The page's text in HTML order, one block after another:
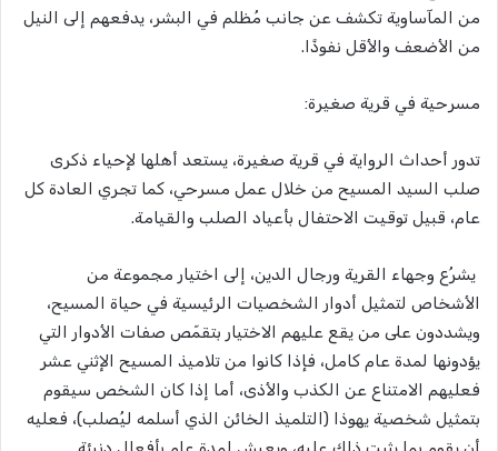
من المآساوية تكشف عن جانب مُظلم في البشر، يدفعهم إلى النيل
من الأضعف والأقل نفوذًا.
مسرحية في قرية صغيرة:
تدور أحداث الرواية في قرية صغيرة، يستعد أهلها لإحياء ذكرى
صلب السيد المسيح من خلال عمل مسرحي، كما تجري العادة كل
عام، قبيل توقيت الاحتفال بأعياد الصلب والقيامة.
يشرُع وجهاء القرية ورجال الدين، إلى اختيار مجموعة من
الأشخاص لتمثيل أدوار الشخصيات الرئيسية في حياة المسيح،
ويشددون على من يقع عليهم الاختيار بتقمّص صفات الأدوار التي
يؤدونها لمدة عام كامل، فإذا كانوا من تلاميذ المسيح الإثني عشر
فعليهم الامتناع عن الكذب والأذى، أما إذا كان الشخص سيقوم
بتمثيل شخصية يهوذا (التلميذ الخائن الذي أسلمه ليُصلب)، فعليه